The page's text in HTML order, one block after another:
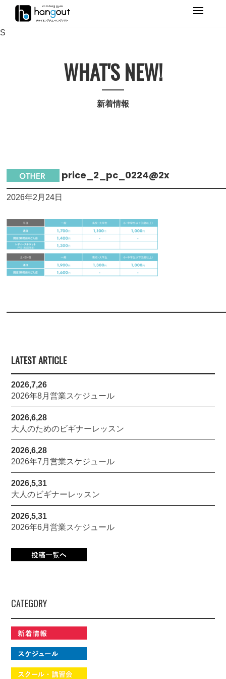
Primary
S
WHAT'S NEW!
新着情報
price_2_pc_0224@2x
2026年2月24日
LATEST ARTICLE
2026,7,26
2026年8月営業スケジュール
2026,6,28
大人のためのビギナーレッスン
2026,6,28
2026年7月営業スケジュール
2026,5,31
大人のビギナーレッスン
2026,5,31
2026年6月営業スケジュール
CATEGORY